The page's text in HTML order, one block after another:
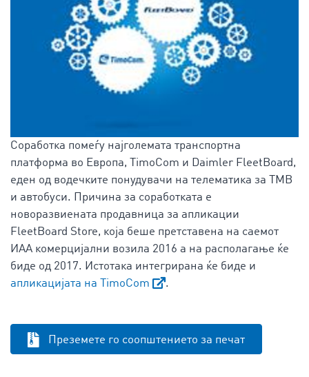
Соработка помеѓу најголемата транспортна
платформа во Европа, TimoCom и Daimler FleetBoard,
еден од водечките понудувачи на телематика за ТМВ
и автобуси. Причина за соработката е
новоразвиената продавница за апликации
FleetBoard Store, која беше претставена на саемот
ИАА комерцијални возила 2016 а на располагање ќе
биде од 2017. Истотака интегрирана ќе биде и
апликацијата на TimoCom
.
Преземете го соопштението за печат